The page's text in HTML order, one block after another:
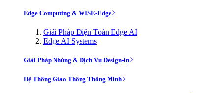
Edge Computing & WISE-Edge
Giải Pháp Điện Toán Edge AI
Edge AI Systems
Giải Pháp Nhúng & Dịch Vụ Design-in
Hệ Thống Giao Thông Thông Minh